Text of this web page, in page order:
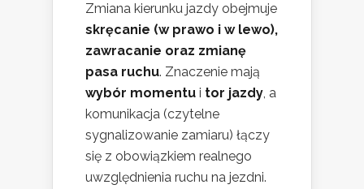
Zmiana kierunku jazdy obejmuje
skręcanie (w prawo i w lewo),
zawracanie oraz zmianę
pasa ruchu. Znaczenie mają
wybór momentu i tor jazdy, a
komunikacja (czytelne
sygnalizowanie zamiaru) łączy
się z obowiązkiem realnego
uwzględnienia ruchu na jezdni.